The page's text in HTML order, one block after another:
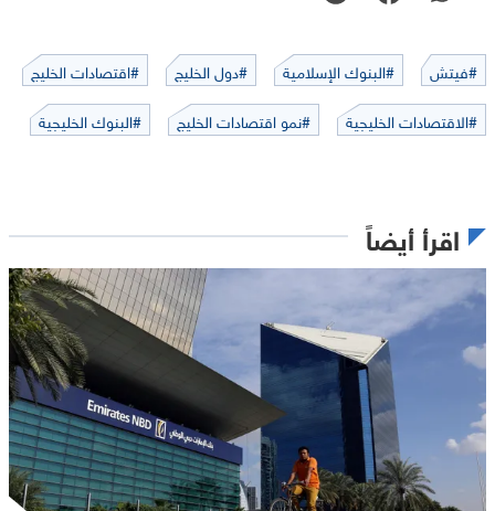
#فيتش #البنوك الإسلامية #دول الخليج
#اقتصادات الخليج
#الاقتصادات الخليجية
#نمو اقتصادات الخليج #البنوك الخليجية
اقرأ أيضاً